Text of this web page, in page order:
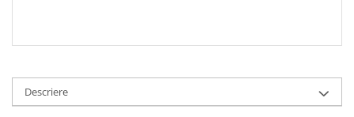
Descriere